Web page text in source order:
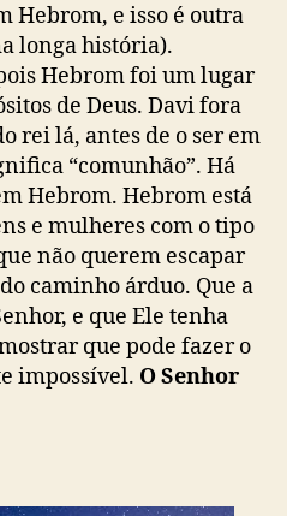
Hebrom, e isso é outra
longa história).
Hebrom foi um lugar
de Deus. Davi fora
rei lá, antes de o ser em
“comunhão”. Há
Hebrom. Hebrom está
e mulheres com o tipo
não querem escapar
caminho árduo. Que a
e que Ele tenha
que pode fazer o
impossível. O Senhor